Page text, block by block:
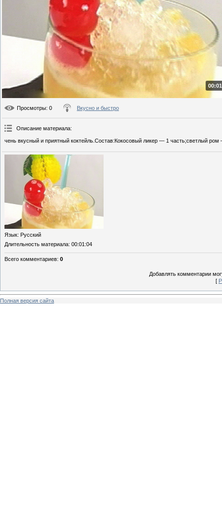
Просмотры: 0 Вкусно и быстро
Описание материала:
чень вкусный и приятный коктейль.Состав:Кокосовый ликер — 1 часть;светлый
Язык: Русский
Длительность материала: 00:01:04
Всего комментариев: 0
Добавлять комментарии
[
Полная версия сайта